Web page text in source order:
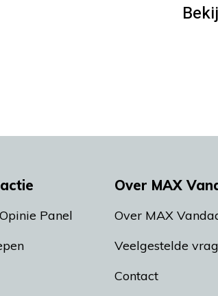
Panel
Over MAX
Over MAX
Veelgestelde
Contact